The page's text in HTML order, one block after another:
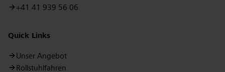
+41 41 939 56 06
Quick Links
Unser Angebot
Rollstuhlfahren